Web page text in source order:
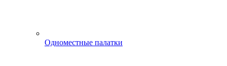
Одноместные палатки